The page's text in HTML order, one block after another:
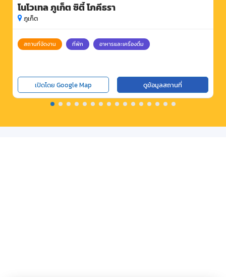
โนโวเทล ภูเก็ต ซิตี้ โภคีธรา
ภูเก็ต
สถานที่จัดงาน ที่พัก อาหารและเครื่องดื่ม
เปิดโดย Google Map ดูข้อมูลสถานที่